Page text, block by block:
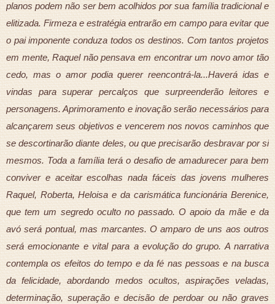
planos podem não ser bem acolhidos por sua família tradicional e
elitizada. Firmeza e estratégia entrarão em campo para evitar que
o pai imponente conduza todos os destinos. Com tantos projetos
em mente, Raquel não pensava em encontrar um novo amor tão
cedo, mas o amor podia querer reencontrá-la...Haverá idas e
vindas para superar percalços que surpreenderão leitores e
personagens. Aprimoramento e inovação serão necessários para
alcançarem seus objetivos e vencerem nos novos caminhos que
se descortinarão diante deles, ou que precisarão desbravar por si
mesmos. Toda a família terá o desafio de amadurecer para bem
conviver e aceitar escolhas nada fáceis das jovens mulheres
Raquel, Roberta, Heloisa e da carismática funcionária Berenice,
que tem um segredo oculto no passado. O apoio da mãe e da
avó será pontual, mas marcantes. O amparo de uns aos outros
será emocionante e vital para a evolução do grupo. A narrativa
contempla os efeitos do tempo e da fé nas pessoas e na busca
da felicidade, abordando medos ocultos, aspirações veladas,
determinação, superação e decisão de perdoar ou não graves